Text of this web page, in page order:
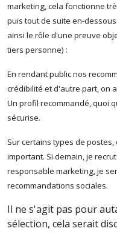
marketing, cela fonctionne
puis tout de suite en-
ainsi le rôle d'une preuve
tiers personne) :
En rendant public nos
crédibilité et d'autre part, on
Un profil recommandé, quoi
sécurise.
Sur certains types de
important. Si demain, je
responsable marketing, je
recommandations sociales.
Il ne s'agit pas pour
sélection, cela serait